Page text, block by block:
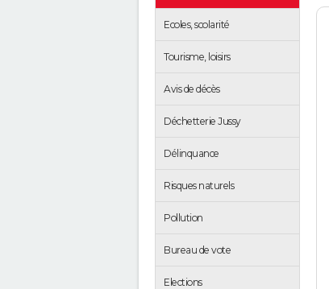
Ecoles, scolarité
Tourisme, loisirs
Avis de décès
Déchetterie Jussy
Délinquance
Risques naturels
Pollution
Bureau de vote
Elections